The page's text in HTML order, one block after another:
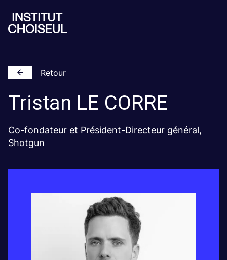
Retour
Tristan LE CORRE
Co-fondateur et Président-Directeur général,
Shotgun